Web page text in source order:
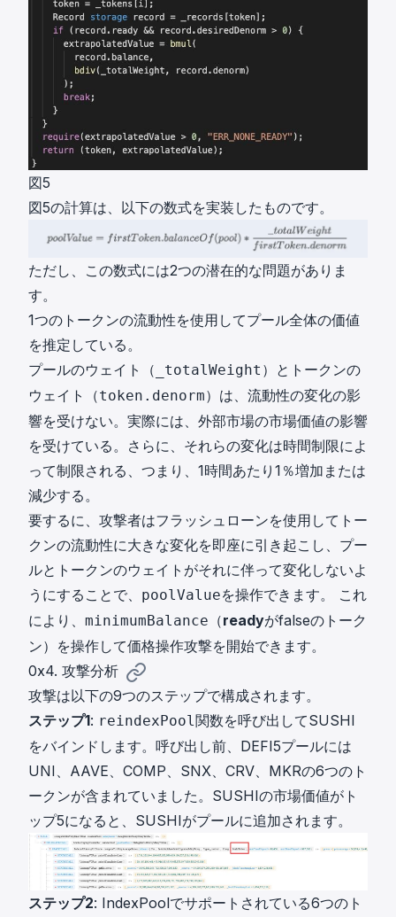
図5
図5の計算は、以下の数式を実装したものです。
ただし、この数式には2つの潜在的な問題がありま
す。
1つのトークンの流動性を使用してプール全体の価値
を推定している。
プールのウェイト（
_totalWeight ）とトークンの
ウェイト（token.denorm）は、流動性の変化の影
響を受けない。実際には、外部市場の市場価値の影響
を受けている。さらに、それらの変化は時間制限によ
って制限される、つまり、1時間あたり1％増加または
減少する。
要するに、攻撃者はフラッシュローンを使用してトー
クンの流動性に大きな変化を即座に引き起こし、プー
ルとトークンのウェイトがそれに伴って変化しないよ
うにすることで、 poolValueを操作できます。 これ
により、 minimumBalance （readyがfalseのトーク
ン）を操作して価格操作攻撃を開始できます。
0x4. 攻撃分析
攻撃は以下の9つのステップで構成されます。
ステップ1: reindexPool関数を呼び出してSUSHI
をバインドします。呼び出し前、DEFI5プールには
UNI、AAVE、COMP、SNX、CRV、MKRの6つのト
ークンが含まれていました。SUSHIの市場価値がト
ップ5になると、SUSHIがプールに追加されます。
ステップ2: IndexPoolでサポートされている6つのト